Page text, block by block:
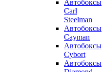
Автобоксы
Carl
Steelman
Автобоксы
Cayman
Автобоксы
Cybort
Автобоксы